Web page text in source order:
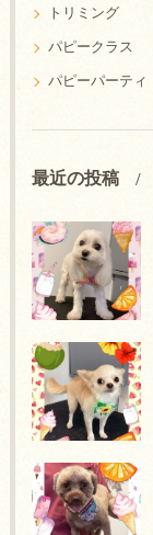
トリミング
パピークラス
パピーパーティ
最近の投稿